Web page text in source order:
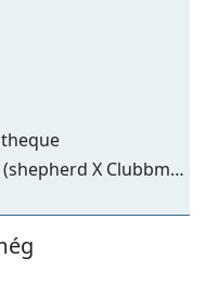
X Clubbmaster Rmx)